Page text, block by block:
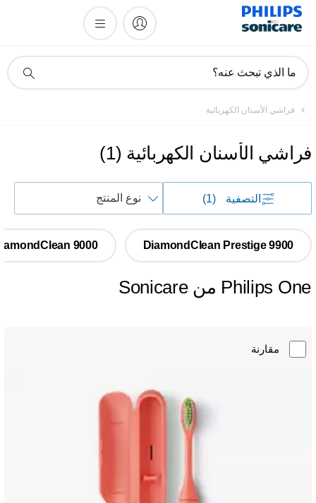
دعم
ما الذي تبحث عنه؟
فراشي الأسنان الكهربائية
فراشي الأسنان الكهربائية (
1
)
التصفية
حسب
DiamondClean Prestige 9900
9000
Philips One من Sonicare
مقارنة